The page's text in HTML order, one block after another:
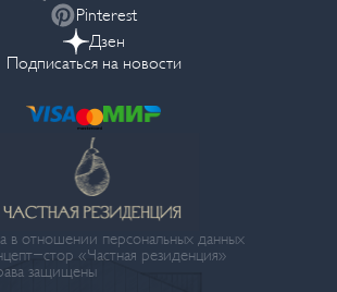
Pinterest
Дзен
Подписаться на новости
в отношении персональных данных
стор «Частная резиденция»
защищены